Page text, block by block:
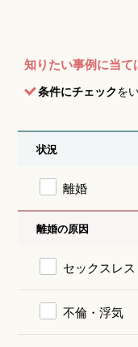
知りたい事例に当
条件にチェックを
状況
離婚
離婚の原因
セックスレス
不倫・浮気